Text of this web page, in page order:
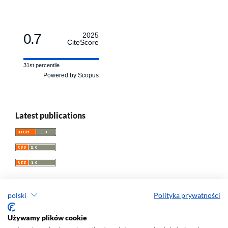
polski Polityka prywatności
Używamy plików cookie
0.7
2025
CiteScore
31st percentile
Powered by Scopus
Latest publications
Przegląd Socjologii Jakościowej